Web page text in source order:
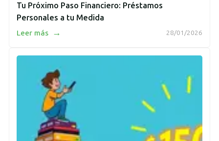
Tu Próximo Paso Financiero: Préstamos
Personales a tu Medida
28/01/2026
Leer más →